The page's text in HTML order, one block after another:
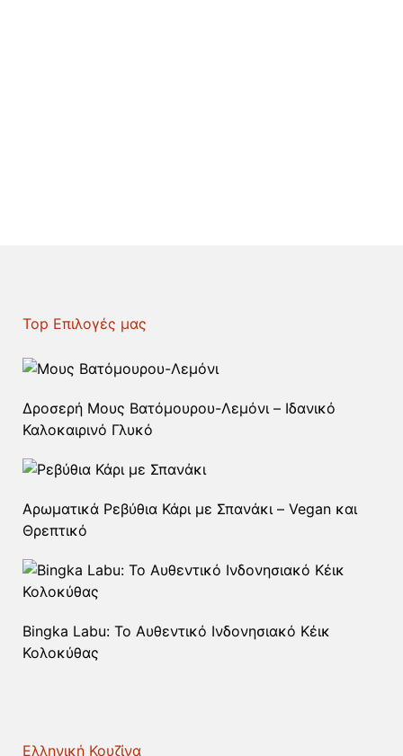
Top Επιλογές μας
Δροσερή Μους Βατόμουρου-Λεμόνι – Ιδανικό
Καλοκαιρινό Γλυκό
Αρωματικά Ρεβύθια Κάρι με Σπανάκι – Vegan και
Θρεπτικό
Bingka Labu: Το Αυθεντικό Ινδονησιακό Κέικ
Κολοκύθας
Ελληνική Κουζίνα